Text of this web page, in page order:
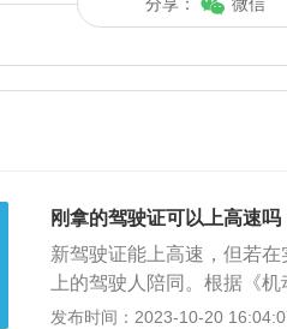
分享： 微信
刚拿的驾驶证可以上高速吗
新驾驶证能上高速，但若
上的驾驶人陪同。根据《
驶人在实习期内不得驾驶公
发布时间：2023-10-20